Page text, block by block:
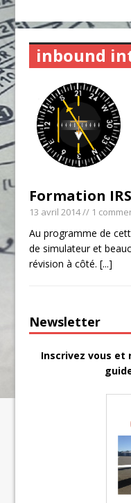
inbound
Formation
13 avril 2014// 1
Au programme de
de simulateur et
révision à côté.[...]
Newsletter
Inscrivez vous